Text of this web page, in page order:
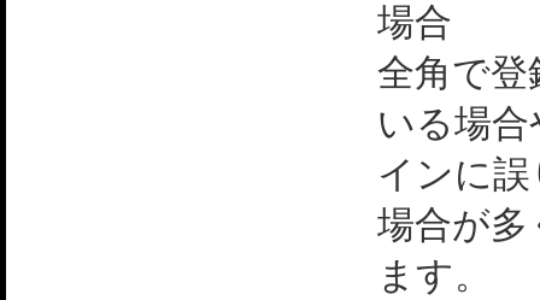
場合
全角で
いる場
インに
場合が
ます。